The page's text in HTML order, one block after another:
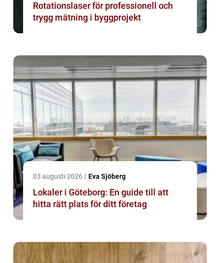
Rotationslaser för professionell och
trygg mätning i byggprojekt
03 augusti 2026 Eva Sjöberg
Lokaler i Göteborg: En guide till att
hitta rätt plats för ditt företag